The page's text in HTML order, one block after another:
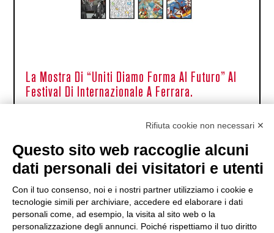
La Mostra Di “Uniti Diamo Forma Al Futuro” Al
Festival Di Internazionale A Ferrara.
© Legacoop
Estense -
Anno
Progetto
Realizzato
In
Collaborazione
Con
Rifiuta cookie non necessari ✕
Questo sito web raccoglie alcuni
dati personali dei visitatori e utenti
Con il tuo consenso, noi e i nostri partner utilizziamo i cookie e
tecnologie simili per archiviare, accedere ed elaborare i dati
personali come, ad esempio, la visita al sito web o la
personalizzazione degli annunci. Poiché rispettiamo il tuo diritto